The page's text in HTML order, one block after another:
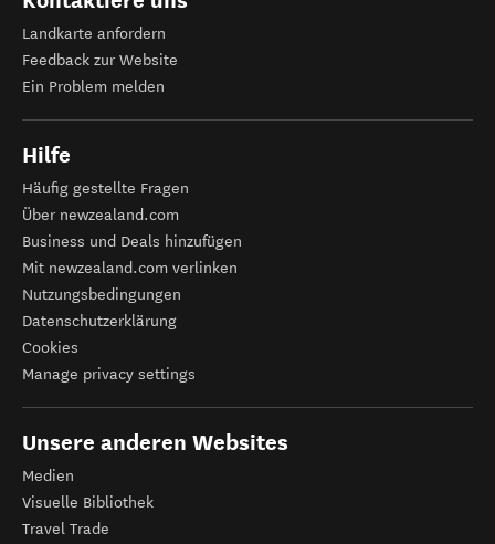
Landkarte anfordern
Feedback zur Website
Ein Problem melden
Hilfe
Häufig gestellte Fragen
Über newzealand.com
Business und Deals hinzufügen
Mit newzealand.com verlinken
Nutzungsbedingungen
Datenschutzerklärung
Cookies
Manage privacy settings
Unsere anderen Websites
Medien
Visuelle Bibliothek
Travel Trade